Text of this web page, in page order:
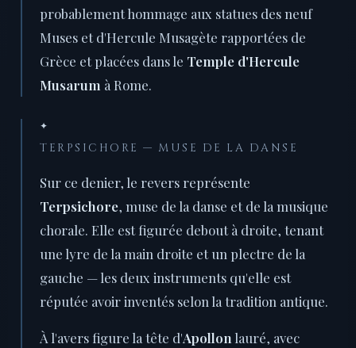
probablement hommage aux statues des neuf
Muses et d'Hercule Musagète rapportées de
Grèce et placées dans le Temple d'Hercule
Musarum à Rome.
✦
TERPSICHORE — MUSE DE LA DANSE
Sur ce denier, le revers représente
Terpsichore, muse de la danse et de la musique
chorale. Elle est figurée debout à droite, tenant
une lyre de la main droite et un plectre de la
gauche — les deux instruments qu'elle est
réputée avoir inventés selon la tradition antique.
À l'avers figure la tête d'Apollon lauré, avec